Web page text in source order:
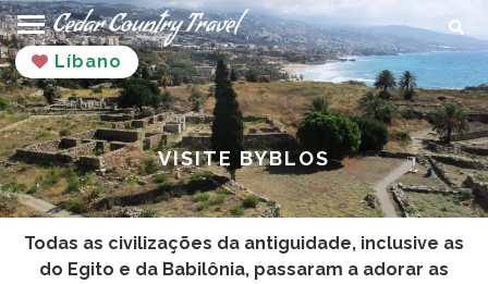
Ir
para
o
conteúdo
Líbano
VISITE BYBLOS
Todas as civilizações da antiguidade, inclusive as
do Egito e da Babilônia, passaram a adorar as